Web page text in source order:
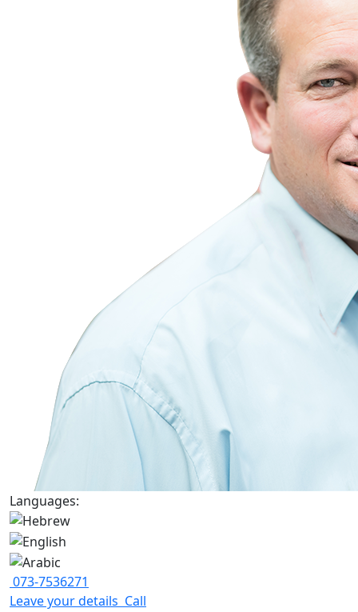
Languages:
073-7536271
Leave your details Call